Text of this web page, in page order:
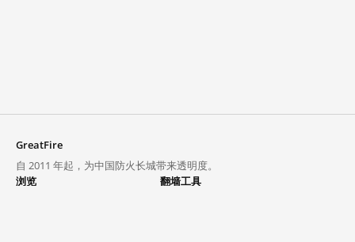
GreatFire
自 2011 年起，为中国防火长城带来透明度。
浏览
翻墙工具